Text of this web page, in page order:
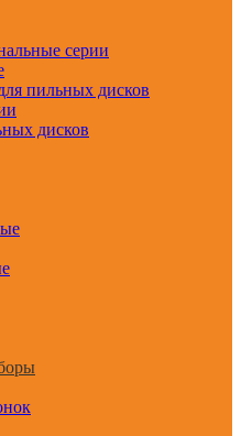
серии
пильных дисков
дисков